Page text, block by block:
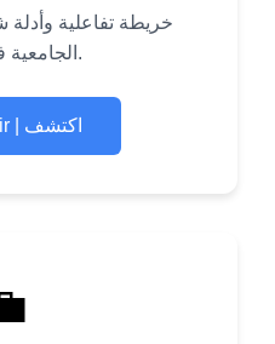
خريطة تفاعلية وأدلة
الجامعية في الخارج.
Découvrir | اكتشف